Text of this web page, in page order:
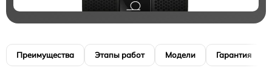
Преимущества Этапы работ Модели Гарантия